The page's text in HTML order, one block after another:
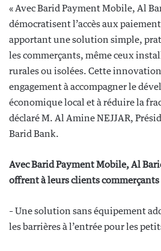
« Avec Barid Payment Mobile, Al
démocratisent l’accès aux
apportant une solution simple,
les commerçants, même ceux
rurales ou isolées. Cette
engagement à accompagner le
économique local et à réduire la
déclaré M. Al Amine NEJJAR,
Barid Bank.
Avec Barid Payment Mobile, Al
offrent à leurs clients commerçants
– Une solution sans équipement
les barrières à l’entrée pour les